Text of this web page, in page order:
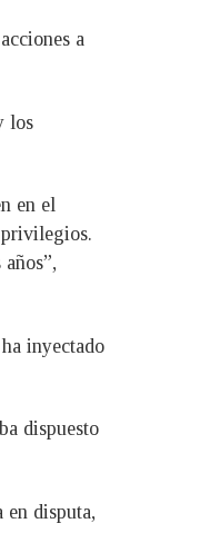
a
los
en el
inyectado
dispuesto
en disputa,